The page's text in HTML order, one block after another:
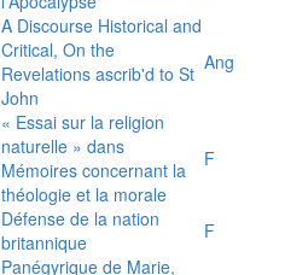
A Discourse Historical and
Critical, On the
Revelations ascrib'd to St
John
Ang
« Essai sur la religion
naturelle » dans
Mémoires concernant la
théologie et la morale
F
Défense de la nation
britannique
F
Panégyrique de Marie,